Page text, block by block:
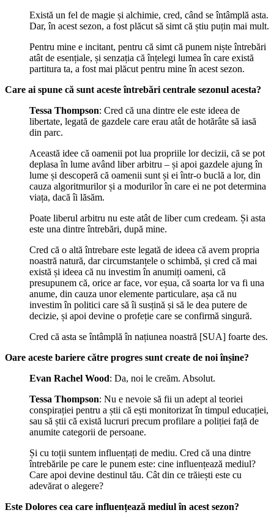
Există un fel de magie și alchimie, cred, când se întâmplă asta.
Dar, în acest sezon, a fost plăcut să simt că știu puțin mai mult.
Pentru mine e incitant, pentru că simt că punem niște întrebări
atât de esențiale, și senzația că înțelegi lumea în care există
partitura ta, a fost mai plăcut pentru mine în acest sezon.
Care ai spune că sunt aceste întrebări centrale sezonul acesta?
Tessa Thompson: Cred că una dintre ele este ideea de
libertate, legată de gazdele care erau atât de hotărâte să iasă
din parc.
Această idee că oamenii pot lua propriile lor decizii, că se pot
deplasa în lume având liber arbitru – și apoi gazdele ajung în
lume și descoperă că oamenii sunt și ei într-o buclă a lor, din
cauza algoritmurilor și a modurilor în care ei ne pot determina
viața, dacă îi lăsăm.
Poate liberul arbitru nu este atât de liber cum credeam. Și asta
este una dintre întrebări, după mine.
Cred că o altă întrebare este legată de ideea că avem propria
noastră natură, dar circumstanțele o schimbă, și cred că mai
există și ideea că nu investim în anumiți oameni, că
presupunem că, orice ar face, vor eșua, că soarta lor va fi una
anume, din cauza unor elemente particulare, așa că nu
investim în politici care să îi susțină și să le dea putere de
decizie, și apoi devine o profeție care se confirmă singură.
Cred că asta se întâmplă în națiunea noastră [SUA] foarte des.
Oare aceste bariere către progres sunt create de noi înșine?
Evan Rachel Wood: Da, noi le creăm. Absolut.
Tessa Thompson: Nu e nevoie să fii un adept al teoriei
conspirației pentru a știi că ești monitorizat în timpul educației,
sau să știi că există lucruri precum profilare a poliției față de
anumite categorii de persoane.
Și cu toții suntem influențați de mediu. Cred că una dintre
întrebările pe care le punem este: cine influențează mediul?
Care apoi devine destinul tău. Cât din ce trăiești este cu
adevărat o alegere?
Este Dolores cea care influențează mediul în acest sezon?